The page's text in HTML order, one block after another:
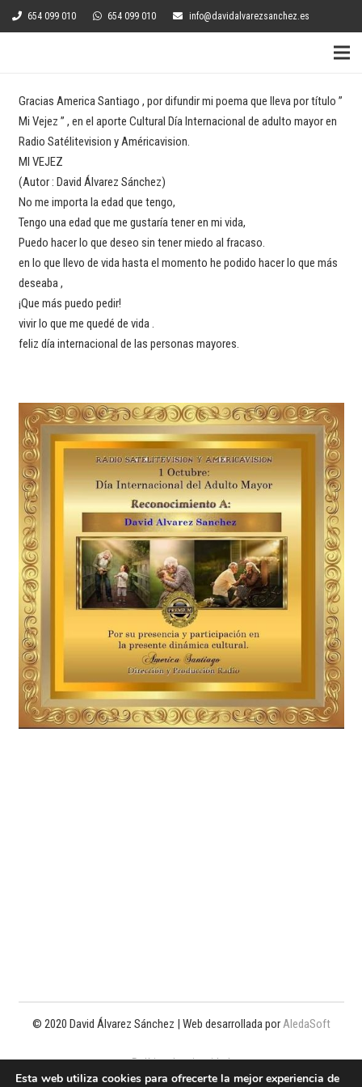
654 099 010 654 099 010 info@davidalvarezsanchez.es
Gracias America Santiago , por difundir mi poema que lleva por título ”
Mi Vejez ” , en el aporte Cultural Día Internacional de adulto mayor en
Radio Satélitevision y Américavision.
MI VEJEZ
(Autor : David Álvarez Sánchez)
No me importa la edad que tengo,
Tengo una edad que me gustaría tener en mi vida,
Puedo hacer lo que deseo sin tener miedo al fracaso.
en lo que llevo de vida hasta el momento he podido hacer lo que más
deseaba ,
¡Que más puedo pedir!
vivir lo que me quedé de vida .
feliz día internacional de las personas mayores.
© 2020 David Álvarez Sánchez | Web desarrollada porAledaSoft
Política de privacidad
Esta web utiliza cookies para ofrecerte la mejor experiencia de